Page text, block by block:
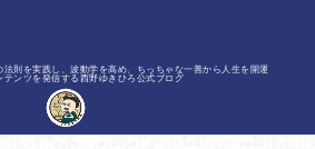
則を実践し、波動学を高め、ちっちゃな一善から人生を開運
テンツを発信する西野ゆきひろ公式ブログ